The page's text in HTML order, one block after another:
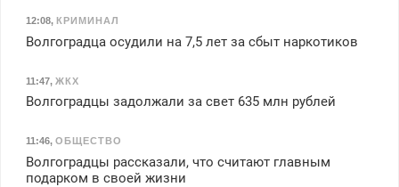
12:08, КРИМИНАЛ
Волгоградца осудили на 7,5 лет за сбыт наркотиков
11:47, ЖКХ
Волгоградцы задолжали за свет 635 млн рублей
11:46, ОБЩЕСТВО
Волгоградцы рассказали, что считают главным
подарком в своей жизни